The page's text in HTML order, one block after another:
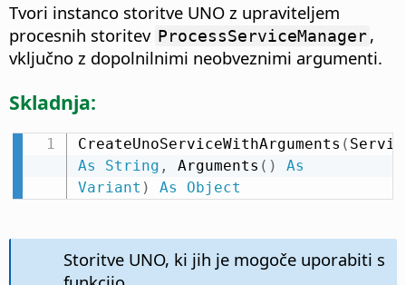
Tvori instanco storitve UNO z upraviteljem
procesnih storitev ProcessServiceManager,
vključno z dopolnilnimi neobveznimi argumenti.
Skladnja:
CreateUnoServiceWithArguments (
As
String , Arguments ( )
As
Variant ) As Object
Storitve UNO, ki jih je mogoče uporabiti s